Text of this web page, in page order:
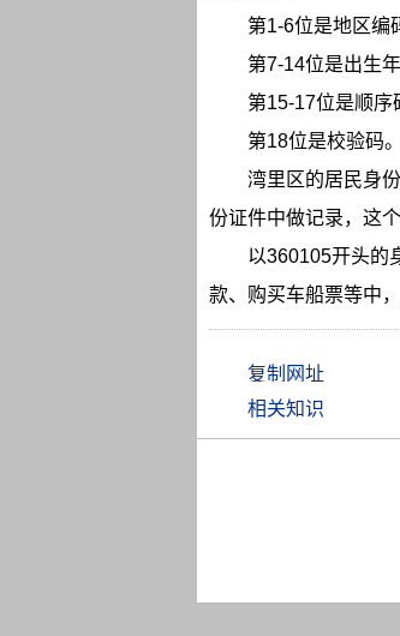
第1-6位是地区编
第7-14位是出生年
第15-17位是顺序
第18位是校验码。
湾里区的居民身
份证件中做记录，这
以360105开头的
款、购买车船票等中
相关知识